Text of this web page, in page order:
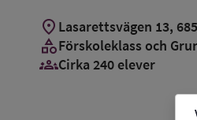
location_on Lasarettsvägen 13, 685
categoryFörskoleklass och
groups_3Cirka 240 elever